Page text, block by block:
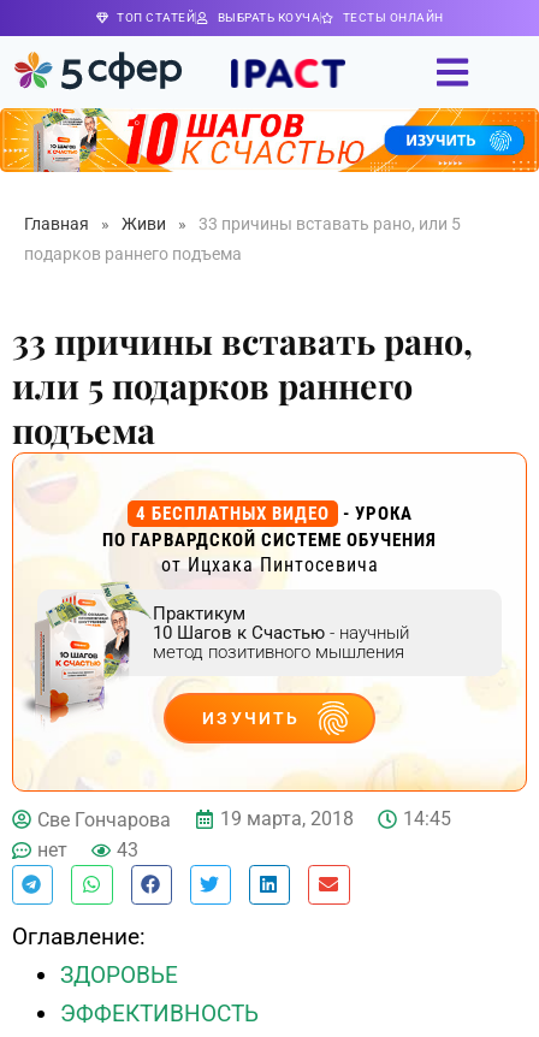
ТОП СТАТЕЙ ВЫБРАТЬ КОУЧА ТЕСТЫ ОНЛАЙН
Главная » Живи »
33 причины вставать рано, или 5
подарков раннего подъема
33 причины вставать рано,
или 5 подарков раннего
подъема
4 БЕСПЛАТНЫХ ВИДЕО
- УРОКА
ПО ГАРВАРДСКОЙ СИСТЕМЕ ОБУЧЕНИЯ
от Ицхака Пинтосевича
Практикум
10 Шагов к Счастью - научный
метод позитивного мышления
ИЗУЧИТЬ
ДЕЙСТВУЙ
Све Гончарова 19 марта, 2018
14:45
нет
43
Оглавление:
ЗДОРОВЬЕ
ЭФФЕКТИВНОСТЬ